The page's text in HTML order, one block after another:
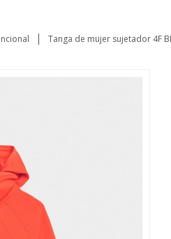
Tanga de mujer sujetador 4F